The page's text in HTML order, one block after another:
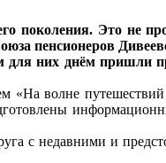
Это не
пенсионеров
для них днём пришли
«На волне
с недавними и